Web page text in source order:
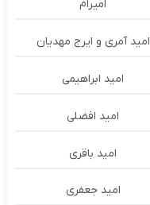
اميرام
امید آمری و ایرج مهدیان
امید ابراهیمی
امید افضلی
امید باقری
امید جعفری